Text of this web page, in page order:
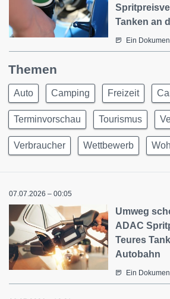
Tanken an
Ein
Themen
Auto Camping Freizeit
Terminvorschau Tourismus
Verbraucher Wettbewerb
07.07.2026 – 00:05
Umweg
ADAC
Teures
Autobahn
Ein